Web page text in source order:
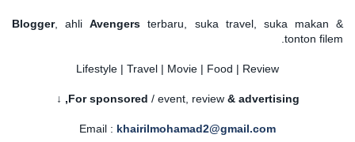
Blogger, ahliAvengers terbaru, suka travel, suka makan &
tonton filem.
Lifestyle | Travel | Movie | Food | Review
For sponsored / event, review & advertising,
↓
Email : khairilmohamad2@gmail.com